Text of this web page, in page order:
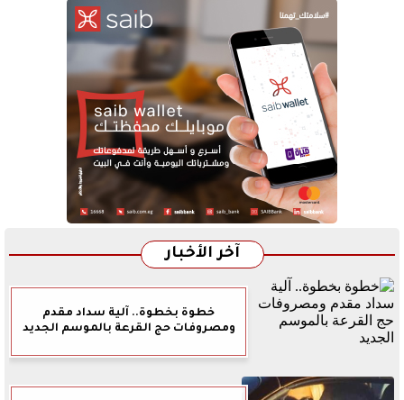
آخر الأخبار
خطوة بخطوة.. آلية سداد مقدم
ومصروفات حج القرعة بالموسم الجديد